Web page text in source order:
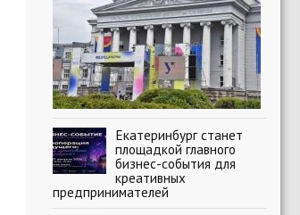
Екатеринбург станет
площадкой главного
бизнес-события для
креативных
предпринимателей